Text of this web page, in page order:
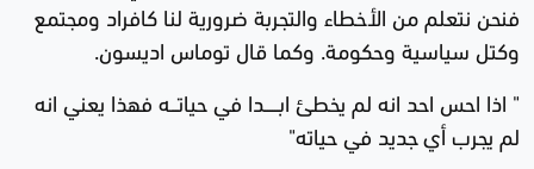
فنحن نتعلم من الأخطاء والتجربة ضرورية لنا كافراد ومجتمع
وكتل سياسية وحكومة. وكما قال توماس اديسون.
" اذا احس احد انه لم يخطئ ابــــــدا في حياتـــه فهذا يعني انه
لم يجرب أي جديد في حياته"